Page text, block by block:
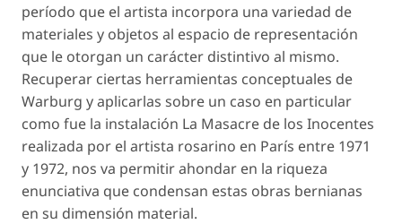
período que el artista incorpora una variedad de
materiales y objetos al espacio de representación
que le otorgan un carácter distintivo al mismo.
Recuperar ciertas herramientas conceptuales de
Warburg y aplicarlas sobre un caso en particular
como fue la instalación La Masacre de los Inocentes
realizada por el artista rosarino en París entre 1971
y 1972, nos va permitir ahondar en la riqueza
enunciativa que condensan estas obras bernianas
en su dimensión material.